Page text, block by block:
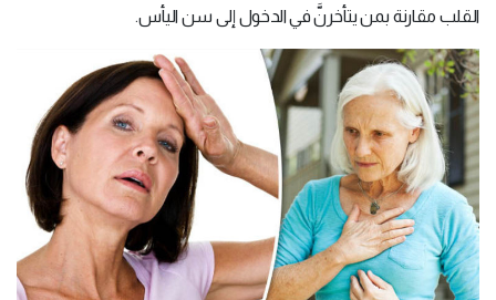
القلب مقارنة بمن يتأخرنَّ في الدخول إلى سن اليأس.